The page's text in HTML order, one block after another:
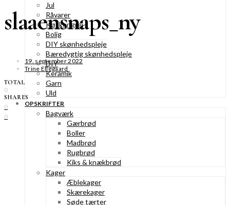
Jul
Råvarer
Køkkengrej
Bolig
DIY skønhedspleje
Bæredygtig skønhedspleje
DIY
Keramik
Garn
Uld
OPSKRIFTER
Bagværk
Gærbrød
Boller
Madbrød
Rugbrød
Kiks & knækbrød
Kager
Æblekager
Skærekager
Søde tærter
slaaensnaps_ny
19. september 2022
Trine Ellegaard
TOTAL
0
SHARES
0
0